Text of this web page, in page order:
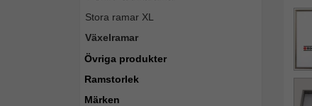
Stora ramar XL
Växelramar
Övriga produkter
Ramstorlek
Märken